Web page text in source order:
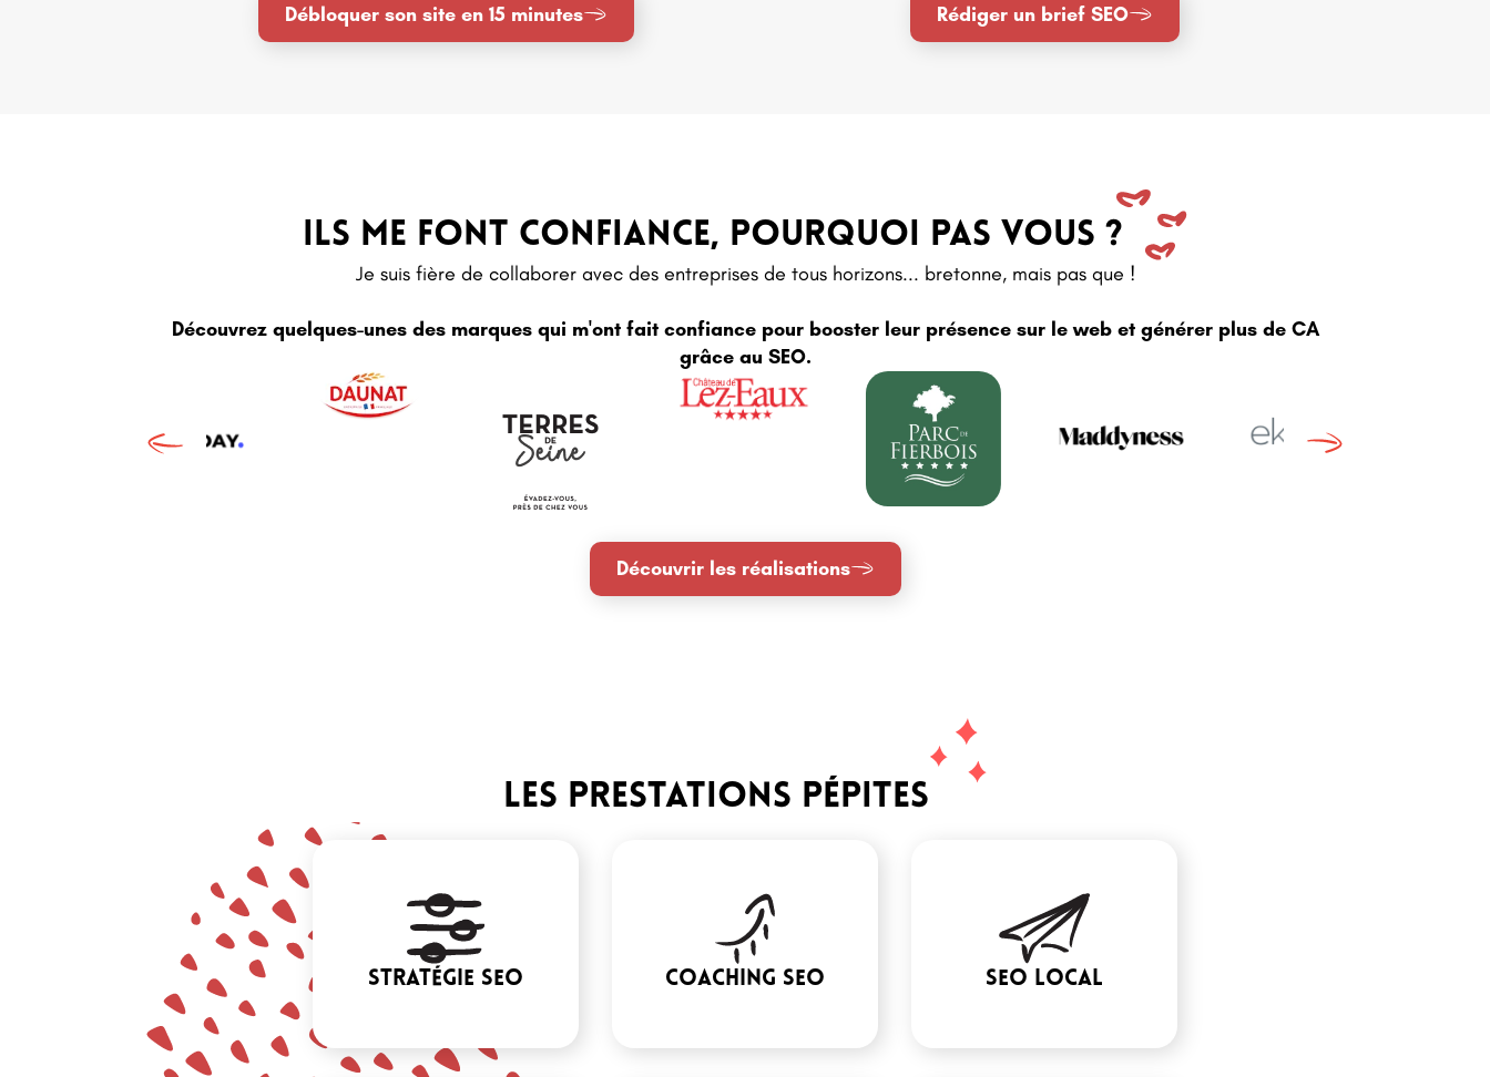
Débloquer son site en 15 minutes Rédiger un brief SEO
ILS me FONT CONFIANCE, POURQUOI PAS VOUS ?
Je suis fière de collaborer avec des entreprises de tous horizons... bretonne, mais pas que !
Découvrez quelques-unes des marques qui m'ont fait confiance pour booster leur présence sur le web et générer plus de CA
grâce au SEO.
Découvrir les réalisations
les PRESTATIONS PéPITES
Stratégie SEO coaching seo seo local